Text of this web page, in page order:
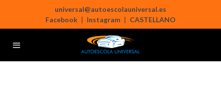
universal@autoescolauniversal.es
Facebook | Instagram | CASTELLANO